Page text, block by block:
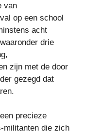
van
op een school
acht
drie
zijn met de door
gezegd dat
precieze
militanten die zich